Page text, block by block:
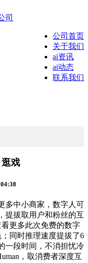
公司首页
关于我们
ai资讯
ai动态
联系我们
戏
中小商家，数字人可
提拔取用户和粉丝的互
更多此次免费的数字
同时推理速度提拔了6
一段时间，不消担忧冷
，取消费者深度互